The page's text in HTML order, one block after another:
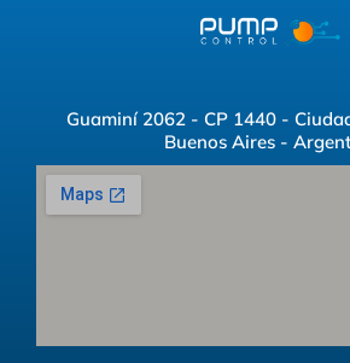
Guaminí 2062 - CP 1440 -
Buenos Aires -